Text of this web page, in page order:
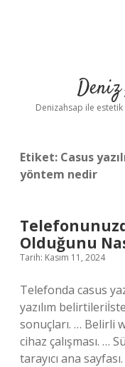
Denizahsap ile
Etiket: Casus
yöntem nedir
Olduğunu
Tarih: Kasım 11, 2024
Telefonda casus
yazılım
sonuçları. … Belirli
cihaz çalışması. …
tarayıcı ana